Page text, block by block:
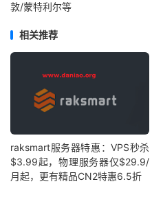
敦/蒙特利尔等
相关推荐
raksmart服务器特惠：VPS秒杀
$3.99起，物理服务器仅$29.9/
月起，更有精品CN2特惠6.5折